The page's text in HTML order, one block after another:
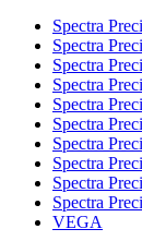
Spectra
Spectra
Spectra
Spectra
Spectra
Spectra
Spectra
Spectra
Spectra
Spectra
VEGA